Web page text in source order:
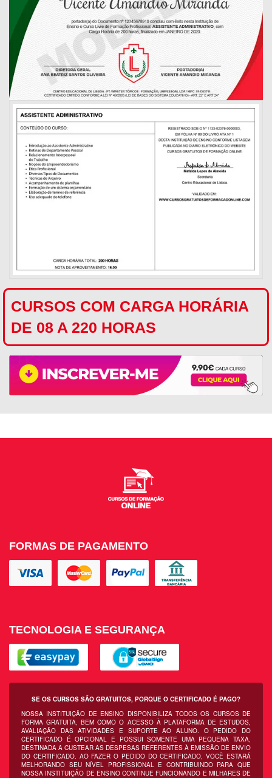
CURSOS COM CARGA HORÁRIA
DE 08 A 220 HORAS
FORMAS DE PAGAMENTO
TECNOLOGIA E SEGURANÇA
SE OS CURSOS SÃO GRATUITOS, PORQUE O CERTIFICADO É PAGO?
NOSSA INSTITUIÇÃO DE ENSINO DISPONIBILIZA TODOS OS CURSOS DE
FORMA GRATUITA, BEM COMO O ACESSO À PLATAFORMA DE ESTUDOS,
AVALIAÇÃO DAS ATIVIDADES E SUPORTE AO ALUNO. O PEDIDO DO
CERTIFICADO É OPCIONAL E POSSUI SOMENTE UMA PEQUENA TAXA,
DESTINADA A CUSTEAR AS DESPESAS REFERENTES À EMISSÃO DE ENVIO
DO CERTIFICADO. AO FAZER O PEDIDO DO CERTIFICADO, VOCÊ ESTARÁ
MELHORANDO SEU NÍVEL PROFISSIONAL E CONTRIBUINDO PARA QUE
NOSSA INSTITUIÇÃO DE ENSINO CONTINUE FUNCIONANDO E MILHARES DE